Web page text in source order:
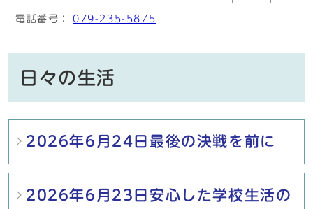
電話番号： 079-235-5875
日々の生活
メインメニュー
2026年6月24日最後の決戦を前に
2026年6月23日安心した学校生活の